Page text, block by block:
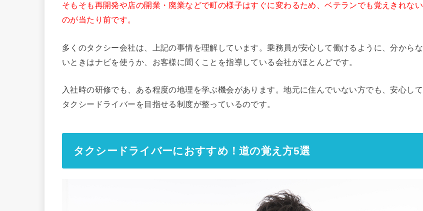
そもそも再開発や店の開業・廃業などで町の様子はすぐに変わるため、ベテランでも覚えきれない
のが当たり前です。
多くのタクシー会社は、上記の事情を理解しています。乗務員が安心して働けるように、分からな
いときはナビを使うか、お客様に聞くことを指導している会社がほとんどです。
入社時の研修でも、ある程度の地理を学ぶ機会があります。地元に住んでいない方でも、安心して
タクシードライバーを目指せる制度が整っているのです。
タクシードライバーにおすすめ！道の覚え方5選